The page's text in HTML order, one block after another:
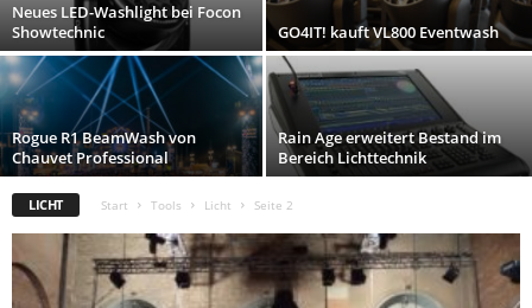
Neues LED-Washlight bei Focon
Showtechnic
GO4IT! kauft VL800 Eventwash
Rogue R1 BeamWash von
Chauvet Professional
Rain Age erweitert Bestand im
Bereich Lichttechnik
LICHT Start Tools Licht Seite 2